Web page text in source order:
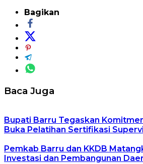
Bagikan
Baca Juga
Bupati Barru Tegaskan
Buka Pelatihan Sertifikasi
Pemkab Barru dan KKDB
Investasi dan Pembangunan